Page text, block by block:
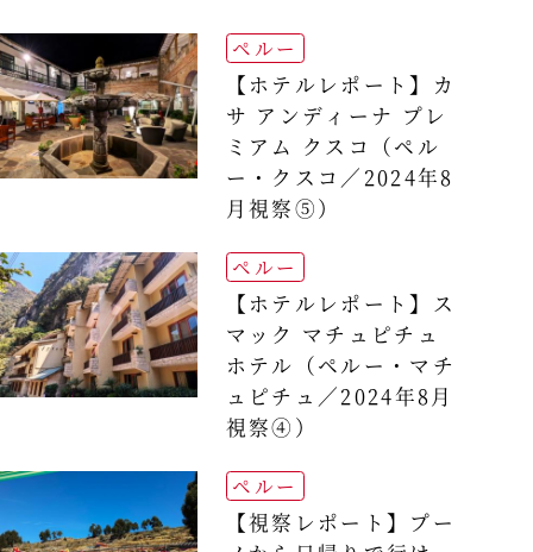
ペルー
【ホテルレポート】カ
サ アンディーナ プレ
ミアム クスコ（ペル
ー・クスコ／2024年8
月視察⑤）
ペルー
【ホテルレポート】ス
マック マチュピチュ
ホテル（ペルー・マチ
ュピチュ／2024年8月
視察④）
ペルー
【視察レポート】プー